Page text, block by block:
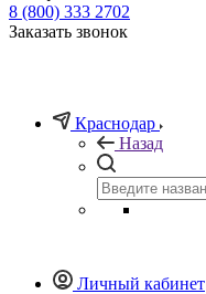
8 (800) 333 2702
Заказать звонок
Краснодар
Назад
Личный кабинет